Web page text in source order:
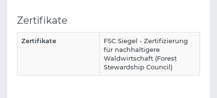
Zertifikate
Zertifikate
FSC Siegel - Zertifizierung
für nachhaltigere
Waldwirtschaft (Forest
Stewardship Council)